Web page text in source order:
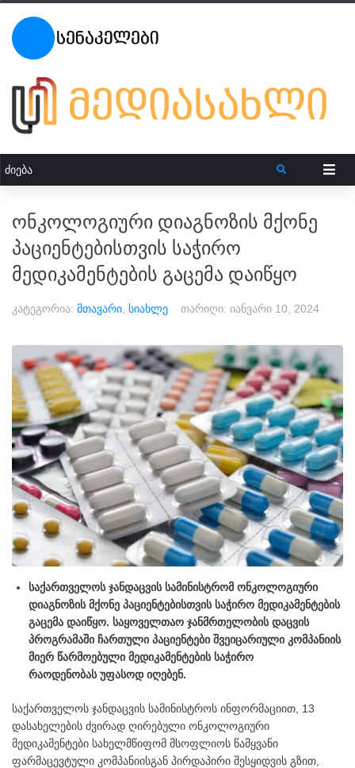
ონკოლოგიური დიაგნოზის მქონე
პაციენტებისთვის საჭირო
მედიკამენტების გაცემა დაიწყო
კატეგორია: მთავარი სიახლე თარიღი: იანვარი 10, 2024
საქართველოს ჯანდაცვის სამინისტრომ ონკოლოგიური
დიაგნოზის მქონე პაციენტებისთვის საჭირო მედიკამენტების
გაცემა დაიწყო. საყოველთაო ჯანმრთელობის დაცვის
პროგრამაში ჩართული პაციენტები შვეიცარიული კომპანიის
მიერ წარმოებული მედიკამენტების საჭირო
რაოდენობას უფასოდ იღებენ.
საქართველოს ჯანდაცვის სამინისტროს ინფორმაციით, 13
დასახელების ძვირად ღირებული ონკოლოგიური
მედიკამენტები სახელმწიფომ მსოფლიოს წამყვანი
ფარმაცევტული კომპანიისგან პირდაპირი შესყიდვის გზით,